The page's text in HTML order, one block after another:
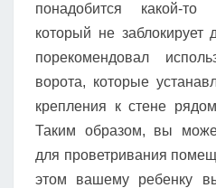
понадобится какой-то
который не
порекомендовал
ворота, которые
крепления к стене
Таким образом, вы
для проветривания
этом вашему ребенку